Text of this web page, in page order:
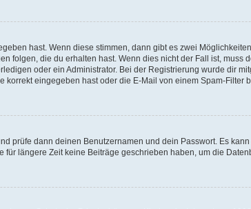
hast. Wenn diese stimmen, dann gibt es zwei
folgen, die du erhalten hast. Wenn dies nicht der Fall ist,
oder ein Administrator. Bei der Registrierung wurde dir
eingegeben hast oder die E-Mail von einem Spam-
prüfe dann deinen Benutzernamen und dein Passwort. Es
längere Zeit keine Beiträge geschrieben haben, um die